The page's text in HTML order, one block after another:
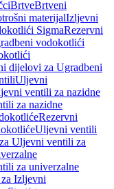
BrtveBrtveni
materijalIzljevni
SigmaRezervni
vodokotlići
dijelovi za Ugradbeni
Uljevni
ventili za nazidne
za nazidne
Rezervni
Uljevni ventili
Uljevni ventili za
za univerzalne
Izljevni